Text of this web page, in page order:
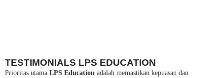
TESTIMONIALS LPS EDUCATION
Prioritas utama LPS Education adalah memastikan kepuasan dan